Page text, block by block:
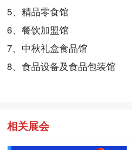
5、精品零食馆
6、餐饮加盟馆
7、中秋礼盒食品馆
8、食品设备及食品包装馆
相关展会